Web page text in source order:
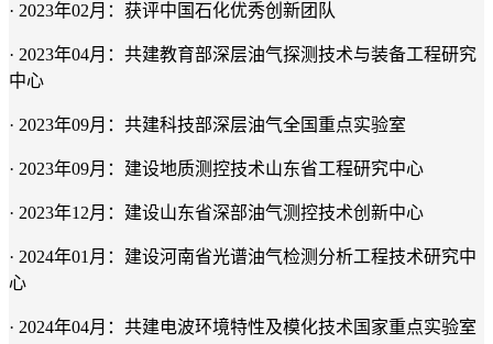
· 2023年02月：获评中国石化优秀创新团队
· 2023年04月：共建教育部深层油气探测技术与装备工程研究
中心
· 2023年09月：共建科技部深层油气全国重点实验室
· 2023年09月：建设地质测控技术山东省工程研究中心
· 2023年12月：建设山东省深部油气测控技术创新中心
· 2024年01月：建设河南省光谱油气检测分析工程技术研究中
心
· 2024年04月：共建电波环境特性及模化技术国家重点实验室